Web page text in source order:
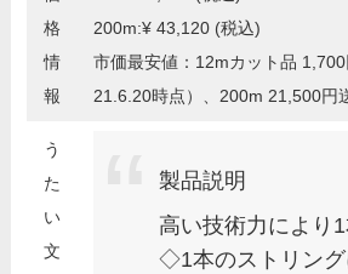
格
情
報
200m:¥ 43,120 (税込)
市価最安値：12mカット品
21.6.20時点）、200m 21,500円
う
た
い
文
製品説明
高い技術力により
◇1本のストリング